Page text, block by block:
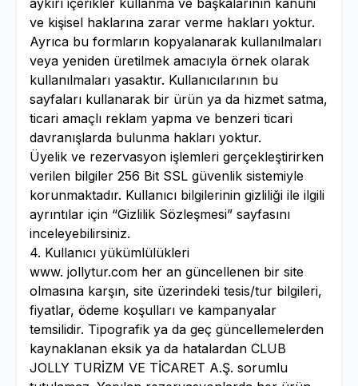
aykırı içerikler kullanma ve başkalarının kanuni
ve kişisel haklarına zarar verme hakları yoktur.
Ayrıca bu formların kopyalanarak kullanılmaları
veya yeniden üretilmek amacıyla örnek olarak
kullanılmaları yasaktır. Kullanıcılarının bu
sayfaları kullanarak bir ürün ya da hizmet satma,
ticari amaçlı reklam yapma ve benzeri ticari
davranışlarda bulunma hakları yoktur.
Üyelik ve rezervasyon işlemleri gerçekleştirirken
verilen bilgiler 256 Bit SSL güvenlik sistemiyle
korunmaktadır. Kullanıcı bilgilerinin gizliliği ile ilgili
ayrıntılar için “Gizlilik Sözleşmesi” sayfasını
inceleyebilirsiniz.
4. Kullanıcı yükümlülükleri
www. jollytur.com her an güncellenen bir site
olmasına karşın, site üzerindeki tesis/tur bilgileri,
fiyatlar, ödeme koşulları ve kampanyalar
temsilidir. Tipografik ya da geç güncellemelerden
kaynaklanan eksik ya da hatalardan CLUB
JOLLY TURİZM VE TİCARET A.Ş. sorumlu